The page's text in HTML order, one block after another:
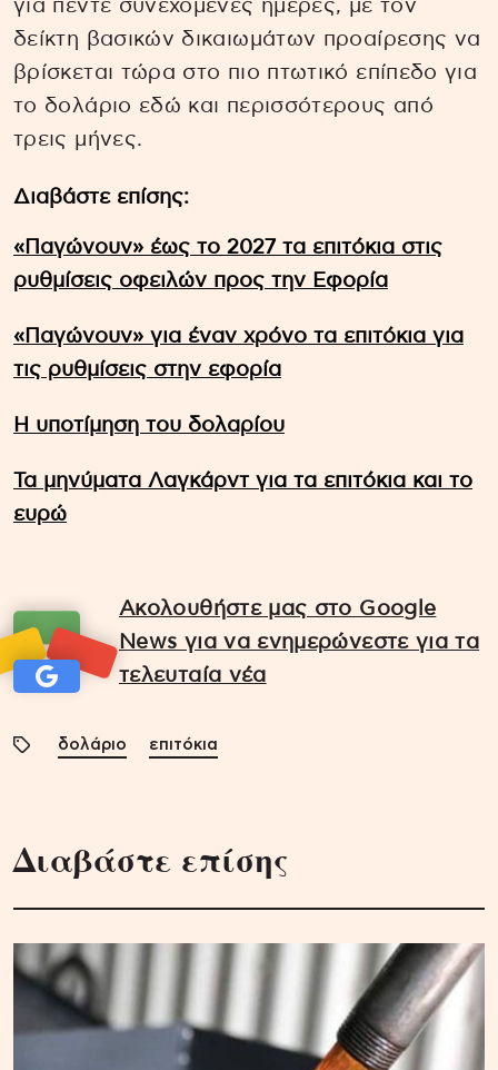
για πέντε συνεχόμενες ημέρες, με τον
δείκτη βασικών δικαιωμάτων προαίρεσης να
βρίσκεται τώρα στο πιο πτωτικό επίπεδο για
το δολάριο εδώ και περισσότερους από
τρεις μήνες.
Διαβάστε επίσης:
«Παγώνουν» έως το 2027 τα επιτόκια στις
ρυθμίσεις οφειλών προς την Εφορία
«Παγώνουν» για έναν χρόνο τα επιτόκια για
τις ρυθμίσεις στην εφορία
Η υποτίμηση του δολαρίου
Τα μηνύματα Λαγκάρντ για τα επιτόκια και το
ευρώ
Ακολουθήστε μας στο Google
News για να ενημερώνεστε για τα
τελευταία νέα
δολάριο επιτόκια
Διαβάστε επίσης